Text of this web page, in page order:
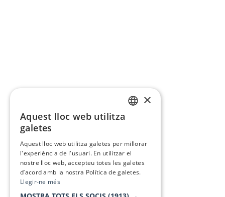
×
Aquest lloc web utilitza
galetes
Aquest lloc web utilitza galetes per millorar
l'experiència de l'usuari. En utilitzar el
nostre lloc web, accepteu totes les galetes
d’acord amb la nostra Política de galetes.
Llegir-ne més